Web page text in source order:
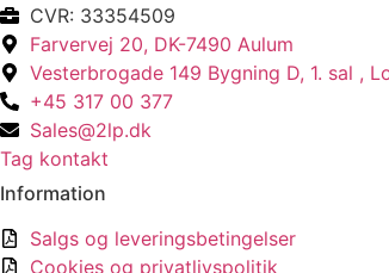
CVR: 33354509
Farvervej 20, DK-7490 Aulum
Vesterbrogade 149 Bygning D, 1. sal ,
+45 317 00 377
Sales@2lp.dk
Tag kontakt
Information
Salgs og leveringsbetingelser
Cookies og privatlivspolitik